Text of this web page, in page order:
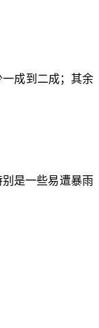
成到二成；其余
是一些易遭暴雨